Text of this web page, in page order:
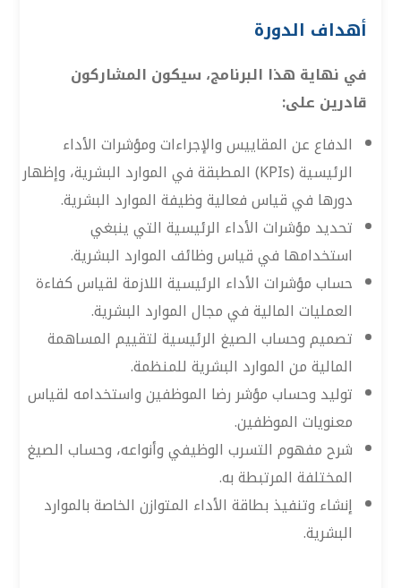
أهداف الدورة
في نهاية هذا البرنامج، سيكون المشاركون
قادرين على:
الدفاع عن المقاييس والإجراءات ومؤشرات الأداء
الرئيسية (KPIs) المطبقة في الموارد البشرية، وإظهار
دورها في قياس فعالية وظيفة الموارد البشرية.
تحديد مؤشرات الأداء الرئيسية التي ينبغي
استخدامها في قياس وظائف الموارد البشرية.
حساب مؤشرات الأداء الرئيسية اللازمة لقياس كفاءة
العمليات المالية في مجال الموارد البشرية.
تصميم وحساب الصيغ الرئيسية لتقييم المساهمة
المالية من الموارد البشرية للمنظمة.
توليد وحساب مؤشر رضا الموظفين واستخدامه لقياس
معنويات الموظفين.
شرح مفهوم التسرب الوظيفي وأنواعه، وحساب الصيغ
المختلفة المرتبطة به.
إنشاء وتنفيذ بطاقة الأداء المتوازن الخاصة بالموارد
البشرية.